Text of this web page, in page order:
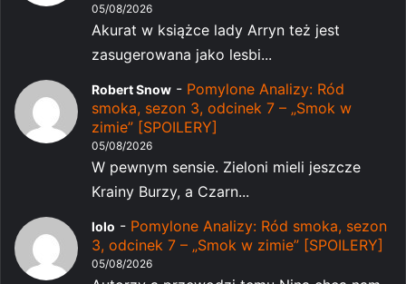
05/08/2026
Akurat w książce lady Arryn też jest
zasugerowana jako lesbi...
Robert Snow - Pomylone Analizy: Ród
smoka, sezon 3, odcinek 7 – „Smok w
zimie” [SPOILERY]
05/08/2026
W pewnym sensie. Zieloni mieli jeszcze
Krainy Burzy, a Czarn...
lolo - Pomylone Analizy: Ród smoka, sezon
3, odcinek 7 – „Smok w zimie” [SPOILERY]
05/08/2026